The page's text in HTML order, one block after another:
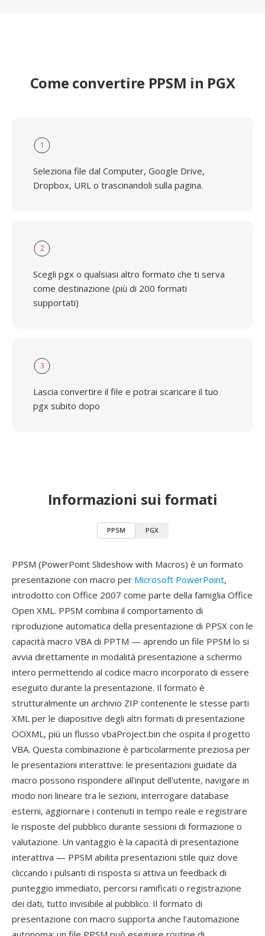
Come convertire PPSM in PGX
1
Seleziona file dal Computer, Google Drive,
Dropbox, URL o trascinandoli sulla pagina.
2
Scegli pgx o qualsiasi altro formato che ti serva
come destinazione (più di 200 formati
supportati)
3
Lascia convertire il file e potrai scaricare il tuo
pgx subito dopo
Informazioni sui formati
PPSM PGX
PPSM (PowerPoint Slideshow with Macros) è un formato
presentazione con macro per Microsoft PowerPoint,
introdotto con Office 2007 come parte della famiglia Office
Open XML. PPSM combina il comportamento di
riproduzione automatica della presentazione di PPSX con le
capacità macro VBA di PPTM — aprendo un file PPSM lo si
avvia direttamente in modalità presentazione a schermo
intero permettendo al codice macro incorporato di essere
eseguito durante la presentazione. Il formato è
strutturalmente un archivio ZIP contenente le stesse parti
XML per le diapositive degli altri formati di presentazione
OOXML, più un flusso vbaProject.bin che ospita il progetto
VBA. Questa combinazione è particolarmente preziosa per
le presentazioni interattive: le presentazioni guidate da
macro possono rispondere all'input dell'utente, navigare in
modo non lineare tra le sezioni, interrogare database
esterni, aggiornare i contenuti in tempo reale e registrare
le risposte del pubblico durante sessioni di formazione o
valutazione. Un vantaggio è la capacità di presentazione
interattiva — PPSM abilita presentazioni stile quiz dove
cliccando i pulsanti di risposta si attiva un feedback di
punteggio immediato, percorsi ramificati o registrazione
dei dati, tutto invisibile al pubblico. Il formato di
presentazione con macro supporta anche l'automazione